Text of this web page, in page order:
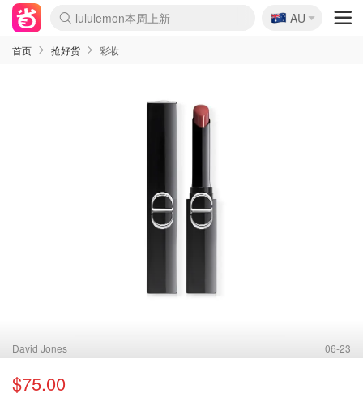
lululemon本周上新
Sasa美妆护肤3.5折
SSENSE年中3折
FreshBeauty好价汇总
Cettire降价+叠9折
Farfetch折上8折
WWS Coles超市实拍
viagogo二手票捡漏
Myer清仓1折起
The Outnet奢牌1折起
David Jones 3折起
Flannels大牌1折
Perfumes Club护肤1折
AMIRO返校季6.2折
Oweek抽奖送Airpods
Amazon折扣汇总
eToro入金$200送$50
Amazon数码好物
ICONIC本周7.5折
ThedoubleF高奢地板价
Moose Knuckles 6折
丝芙兰5折起
EUFY官网3.7折起
Selenichast首饰2折
Trip机票酒店促销
YSL送5件彩妆礼
Amazon家居好物
BIGBANG巡演开票
David Jones时尚3折
Amazon美妆护肤
雅漾大喷$8
过敏原检测盒$33
伊索独家赠50ml沐浴露
科颜氏送高保湿面霜
SEALIFE海洋馆门票6折
丝塔芙大白罐$16
订阅Newsletter送香薰
Cult Beauty 6.8折
Harrods圣诞日历2.3折
LN-CC奢牌私促3折
d'Alba空姐喷雾$16
EVE LOM套装逆天2折
Bernardelli独家4折
Adore Beauty 6折起
CT圣诞日历
Mytheresa奢品2.7折
🇦🇺
AU
首页 抢好货 彩妆
David Jones 06-23
$75.00